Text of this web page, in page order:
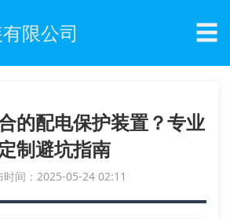
限公司 ☰
的配电保护装置？专业
定制避坑指南
时间：2025-05-24 02:11